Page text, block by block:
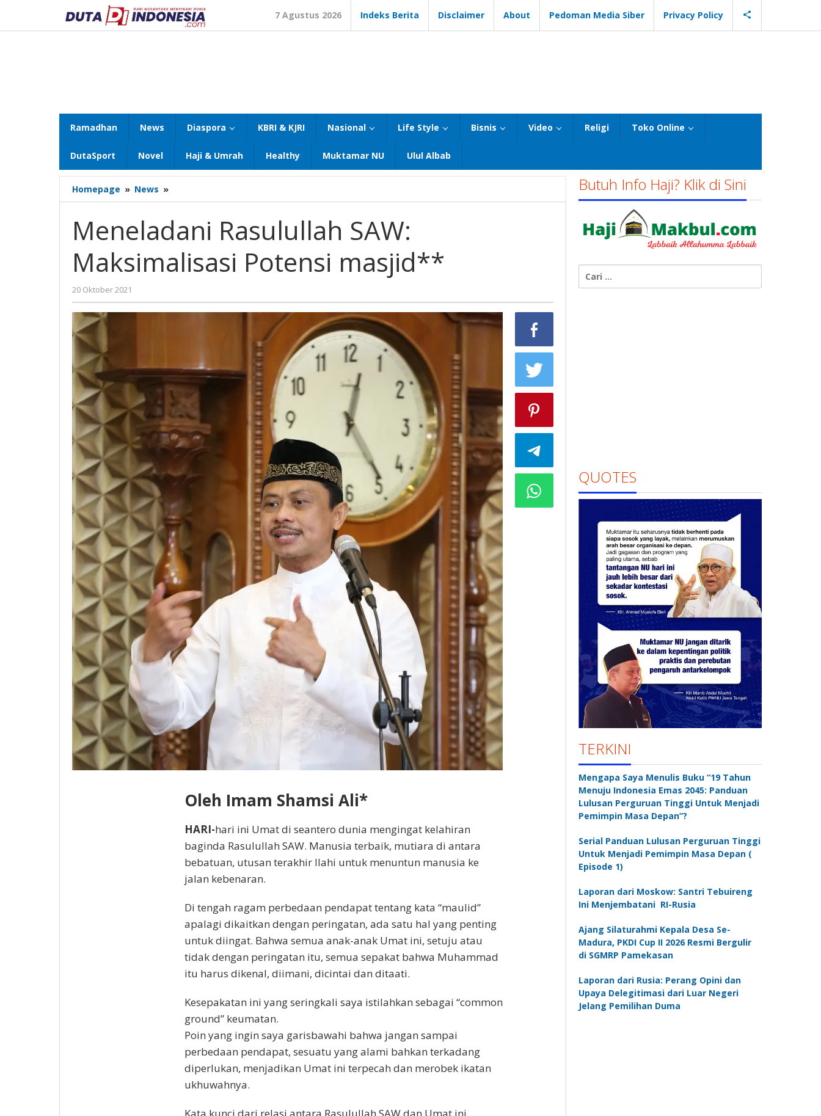
konten
7 Agustus 2026 Indeks Berita Disclaimer About Pedoman Media Siber Privacy Policy
Ramadhan News Diaspora KBRI & KJRI Nasional Life Style Bisnis Video Religi Toko Online
DutaSport Novel Haji & Umrah Healthy Muktamar NU Ulul Albab
Homepage » News »
Rasulullah
Maksimalisasi
Potensi
masjid**
Meneladani Rasulullah SAW:
Maksimalisasi Potensi masjid**
20 Oktober 2021
Gatot
Susanto
Oleh Imam Shamsi Ali*
HARI-hari ini Umat di seantero dunia mengingat kelahiran
baginda Rasulullah SAW. Manusia terbaik, mutiara di antara
bebatuan, utusan terakhir Ilahi untuk menuntun manusia ke
jalan kebenaran.
Di tengah ragam perbedaan pendapat tentang kata “maulid”
apalagi dikaitkan dengan peringatan, ada satu hal yang penting
untuk diingat. Bahwa semua anak-anak Umat ini, setuju atau
tidak dengan peringatan itu, semua sepakat bahwa Muhammad
itu harus dikenal, diimani, dicintai dan ditaati.
Kesepakatan ini yang seringkali saya istilahkan sebagai “common
ground” keumatan.
Poin yang ingin saya garisbawahi bahwa jangan sampai
perbedaan pendapat, sesuatu yang alami bahkan terkadang
diperlukan, menjadikan Umat ini terpecah dan merobek ikatan
ukhuwahnya.
Butuh Info Haji? Klik di Sini
untuk:
QUOTES
TERKINI
Mengapa Saya Menulis Buku “19 Tahun
Menuju Indonesia Emas 2045: Panduan
Lulusan Perguruan Tinggi Untuk Menjadi
Pemimpin Masa Depan”?
Serial Panduan Lulusan Perguruan Tinggi
Untuk Menjadi Pemimpin Masa Depan (
Episode 1)
Laporan dari Moskow: Santri Tebuireng
Ini Menjembatani RI-Rusia
Ajang Silaturahmi Kepala Desa Se-
Madura, PKDI Cup II 2026 Resmi Bergulir
di SGMRP Pamekasan
Laporan dari Rusia: Perang Opini dan
Upaya Delegitimasi dari Luar Negeri
Jelang Pemilihan Duma